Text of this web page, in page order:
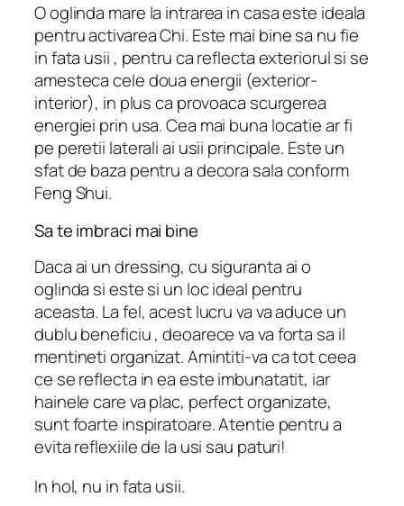
O oglinda mare la intrarea in casa este ideala
pentru activarea Chi. Este mai bine sa nu fie
in fata usii , pentru ca reflecta exteriorul si se
amesteca cele doua energii (exterior-
interior), in plus ca provoaca scurgerea
energiei prin usa. Cea mai buna locatie ar fi
pe peretii laterali ai usii principale. Este un
sfat de baza pentru a decora sala conform
Feng Shui.
Sa te imbraci mai bine
Daca ai un dressing, cu siguranta ai o
oglinda si este si un loc ideal pentru
aceasta. La fel, acest lucru va va aduce un
dublu beneficiu , deoarece va va forta sa il
mentineti organizat. Amintiti-va ca tot ceea
ce se reflecta in ea este imbunatatit, iar
hainele care va plac, perfect organizate,
sunt foarte inspiratoare. Atentie pentru a
evita reflexiile de la usi sau paturi!
In hol, nu in fata usii.